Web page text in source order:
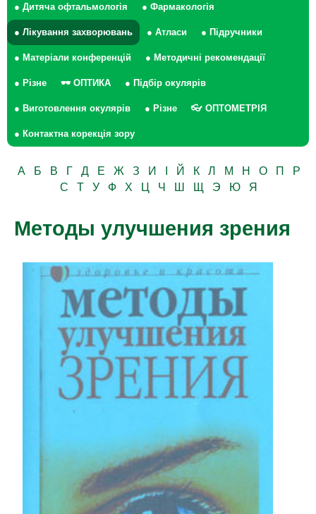
● Дитяча офтальмологія ● Фармакологія
● Лікування захворювань ● Атласи ● Підручники
● Матеріали конференцій ● Методичні рекомендації
● Різне 🕶 ОПТИКА ● Підбір окулярів
● Виготовлення окулярів ● Різне 👓 ОПТОМЕТРІЯ
● Контактна корекція зору
А Б В Г Д Е Ж З И Й К Л М Н О П
Р
С
Т У Ф Х Ц Ч Ш Щ Э Ю Я
Методы улучшения зрения